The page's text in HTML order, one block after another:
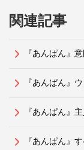
関連記事
『あんぱん』
『あんぱん』
『あんぱん』
『あんぱん』